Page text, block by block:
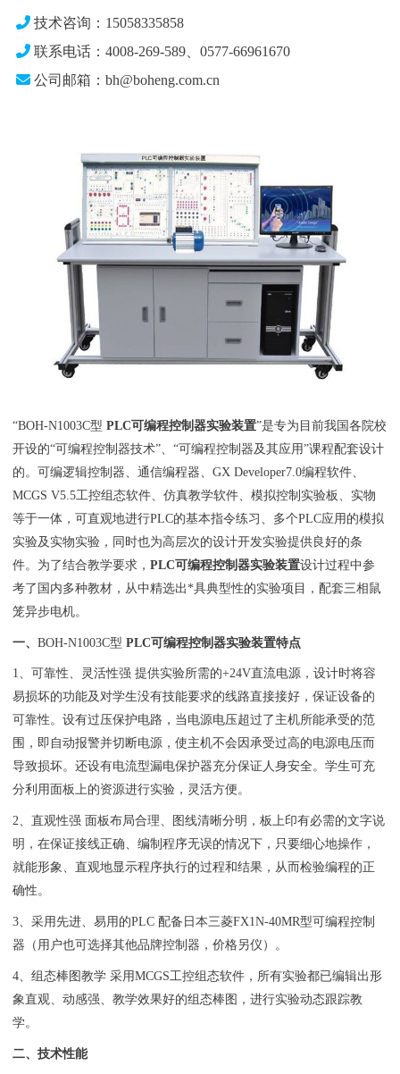
技术咨询：15058335858
联系电话：4008-269-589、0577-66961670
公司邮箱：bh@boheng.com.cn
“BOH-N1003C型PLC可编程控制器实验装置”是专为目前我国各院校
开设的“可编程控制器技术”、“可编程控制器及其应用”课程配套设计
的。可编逻辑控制器、通信编程器、GX Developer7.0编程软件、
MCGS V5.5工控组态软件、仿真教学软件、模拟控制实验板、实物
等于一体，可直观地进行PLC的基本指令练习、多个PLC应用的模拟
实验及实物实验，同时也为高层次的设计开发实验提供良好的条
件。为了结合教学要求，PLC可编程控制器实验装置设计过程中参
考了国内多种教材，从中精选出*具典型性的实验项目，配套三相鼠
笼异步电机。
一、BOH-N1003C型PLC可编程控制器实验装置特点
1、可靠性、灵活性强 提供实验所需的+24V直流电源，设计时将容
易损坏的功能及对学生没有技能要求的线路直接接好，保证设备的
可靠性。设有过压保护电路，当电源电压超过了主机所能承受的范
围，即自动报警并切断电源，使主机不会因承受过高的电源电压而
导致损坏。还设有电流型漏电保护器充分保证人身安全。学生可充
分利用面板上的资源进行实验，灵活方便。
2、直观性强 面板布局合理、图线清晰分明，板上印有必需的文字说
明，在保证接线正确、编制程序无误的情况下，只要细心地操作，
就能形象、直观地显示程序执行的过程和结果，从而检验编程的正
确性。
3、采用先进、易用的PLC 配备日本三菱FX1N-40MR型可编程控制
器（用户也可选择其他品牌控制器，价格另仪）。
4、组态棒图教学 采用MCGS工控组态软件，所有实验都已编辑出形
象直观、动感强、教学效果好的组态棒图，进行实验动态跟踪教
学。
二、技术性能